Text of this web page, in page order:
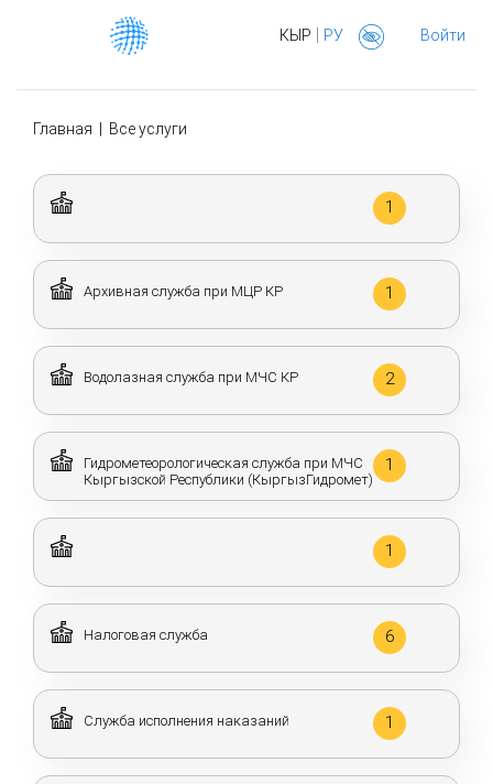
КЫР | РУ Войти
Главная Все услуги
1
Архивная служба при МЦР КР 1
Водолазная служба при МЧС КР 2
Гидрометеорологическая служба при МЧС
Кыргызской Республики (КыргызГидромет)
1
1
Налоговая служба 6
Служба исполнения наказаний 1